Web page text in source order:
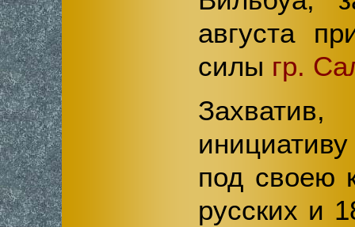
августа
силы гр.
под своею
русских и